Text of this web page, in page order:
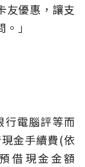
友優惠，讓支
」
電腦評等而
金手續費(依
借現金金額